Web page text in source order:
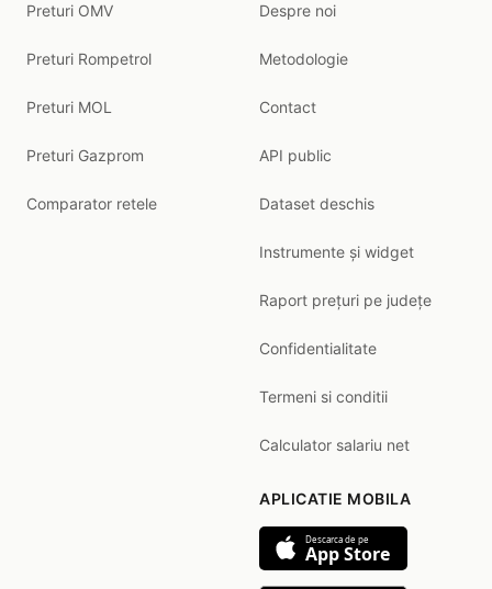
Preturi OMV
Preturi Rompetrol
Preturi MOL
Preturi Gazprom
Comparator retele
Despre noi
Metodologie
Contact
API public
Dataset deschis
Instrumente și widget
Raport prețuri pe județe
Confidentialitate
Termeni si conditii
Calculator salariu net
APLICATIE MOBILA
Descarca de pe
App Store